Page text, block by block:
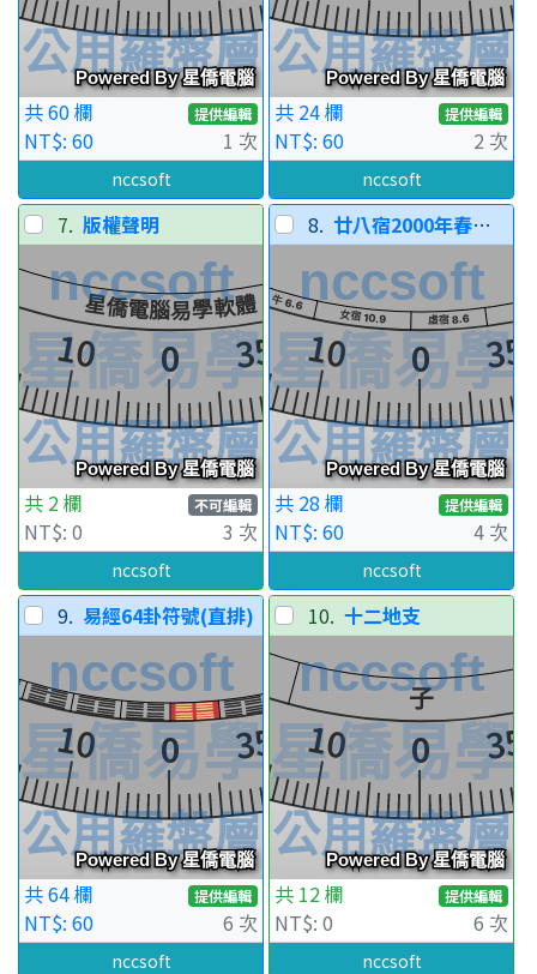
共 60 欄 提供編輯
NT$: 60 1 次
nccsoft
共 24 欄 提供編輯
NT$: 60 2 次
nccsoft
7. 版權聲明
共 2 欄 不可編輯
NT$: 0 3 次
nccsoft
8. 廿八宿2000年春分宿度
共 28 欄 提供編輯
NT$: 60 4 次
nccsoft
9. 易經64卦符號(直排)
共 64 欄 提供編輯
NT$: 60 6 次
nccsoft
10. 十二地支
共 12 欄 提供編輯
NT$: 0 6 次
nccsoft